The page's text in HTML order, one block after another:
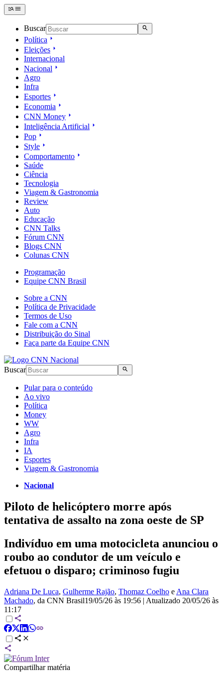
Buscar
Política
Eleições
Internacional
Nacional
Agro
Infra
Esportes
Economia
CNN Money
Inteligência Artificial
Pop
Style
Comportamento
Saúde
Ciência
Tecnologia
Viagem & Gastronomia
Review
Auto
Educação
CNN Talks
Fórum CNN
Blogs CNN
Colunas CNN
Programação
Equipe CNN Brasil
Sobre a CNN
Política de Privacidade
Termos de Uso
Fale com a CNN
Distribuição do Sinal
Faça parte da Equipe CNN
Buscar
Pular para o conteúdo
Ao vivo
Política
Money
WW
Agro
Infra
IA
Esportes
Viagem & Gastronomia
Nacional
Piloto de helicóptero morre após
tentativa de assalto na zona oeste de SP
Indivíduo em uma motocicleta anunciou o
roubo ao condutor de um veículo e
efetuou o disparo; criminoso fugiu
Adriana De Luca, Gulherme Rajão, Thomaz Coelho e Ana Clara
Machado, da CNN Brasil19/05/26 às 19:56 | Atualizado 20/05/26 às
11:17
Compartilhar matéria